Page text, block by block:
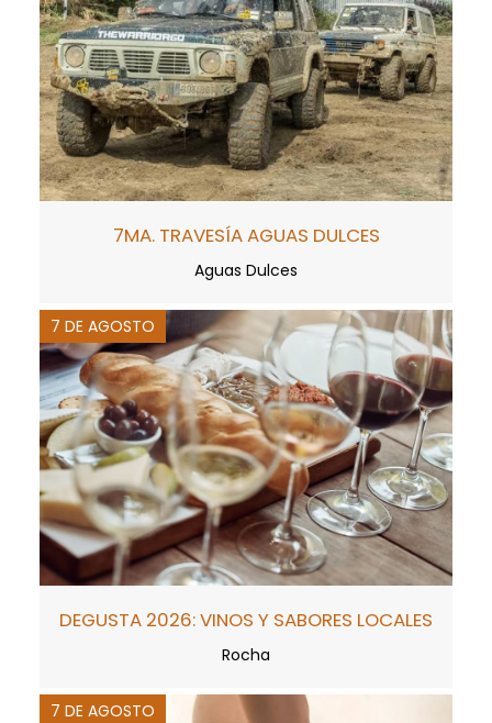
7MA. TRAVESÍA AGUAS DULCES
Aguas Dulces
7 DE AGOSTO
DEGUSTA 2026: VINOS Y SABORES LOCALES
Rocha
7 DE AGOSTO